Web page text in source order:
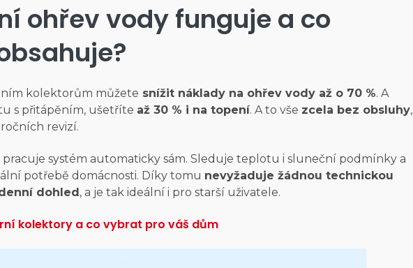
ohřev vody funguje a co
kolektorům můžete snížit náklady na ohřev vody až o 70 %. A
s přitápěním, ušetříte až 30 % i na topení. A to vše zcela bez obsluhy,
revizí.
systém automaticky sám. Sleduje teplotu i sluneční podmínky a
potřebě domácnosti. Díky tomu nevyžaduje žádnou technickou
dohled, a je tak ideální i pro starší uživatele.
kolektory a co vybrat pro váš dům